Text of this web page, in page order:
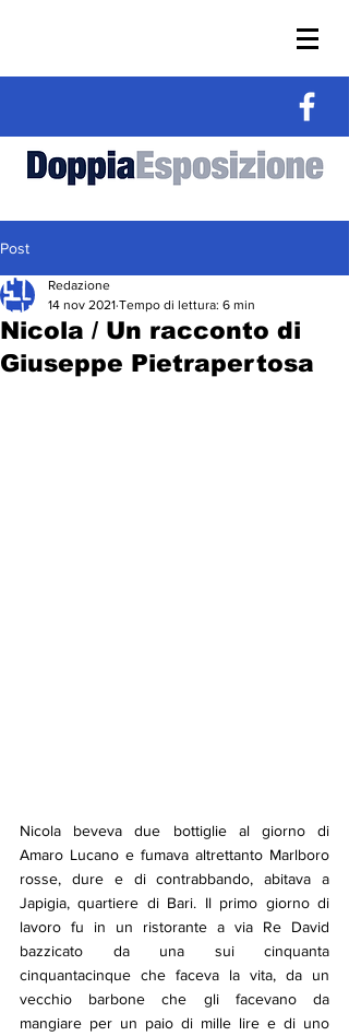
Post
Nicola / Un racconto di
Giuseppe Pietrapertosa
Redazione
14 nov 2021 Tempo di lettura: 6 min
Nicola beveva due bottiglie al giorno di
Amaro Lucano e fumava altrettanto Marlboro
rosse, dure e di contrabbando, abitava a
Japigia, quartiere di Bari. Il primo giorno di
lavoro fu in un ristorante a via Re David
bazzicato da una sui cinquanta
cinquantacinque che faceva la vita, da un
vecchio barbone che gli facevano da
mangiare per un paio di mille lire e di uno